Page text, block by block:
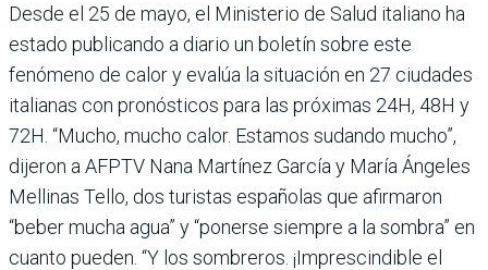
Desde el 25 de mayo, el Ministerio de Salud italiano ha
estado publicando a diario un boletín sobre este
fenómeno de calor y evalúa la situación en 27 ciudades
italianas con pronósticos para las próximas 24H, 48H y
72H. “Mucho, mucho calor. Estamos sudando mucho”,
dijeron a AFPTV Nana Martínez García y María Ángeles
Mellinas Tello, dos turistas españolas que afirmaron
“beber mucha agua” y “ponerse siempre a la sombra” en
cuanto pueden. “Y los sombreros. ¡Imprescindible el